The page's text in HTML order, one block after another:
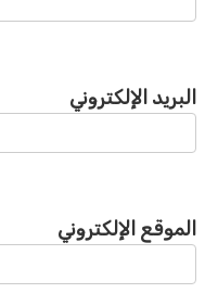
البريد الإلكتروني
الموقع الإلكتروني